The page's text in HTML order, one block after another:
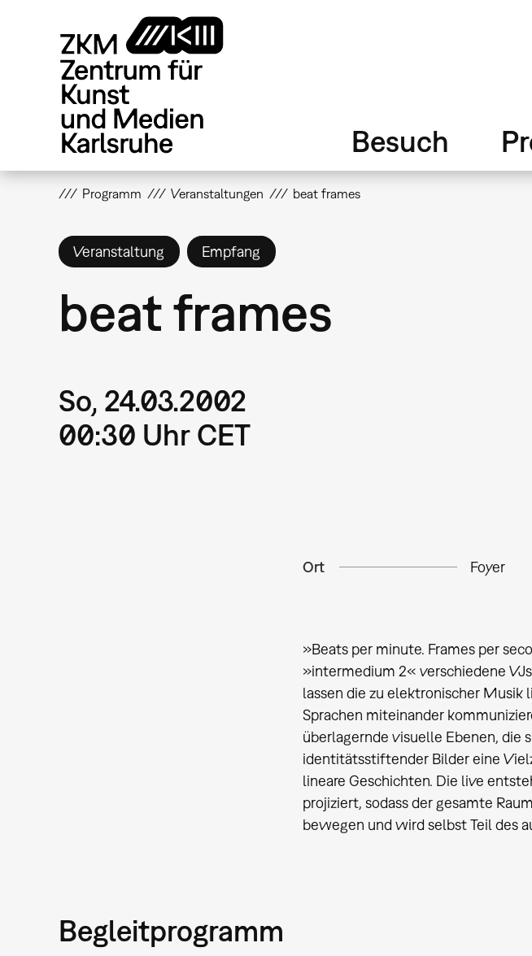
Besuch
Programm Veranstaltungen beat frames
Veranstaltung Empfang
beat frames
So, 24.03.2002
00:30 Uhr CET
Ort Foyer
»Beats per minute. Frames per
»intermedium 2« verschiedene
lassen die zu elektronischer Musik
Sprachen miteinander
überlagernde visuelle Ebenen, die
identitätsstiftender Bilder eine
lineare Geschichten. Die live
projiziert, sodass der gesamte
bewegen und wird selbst Teil des
Begleitprogramm